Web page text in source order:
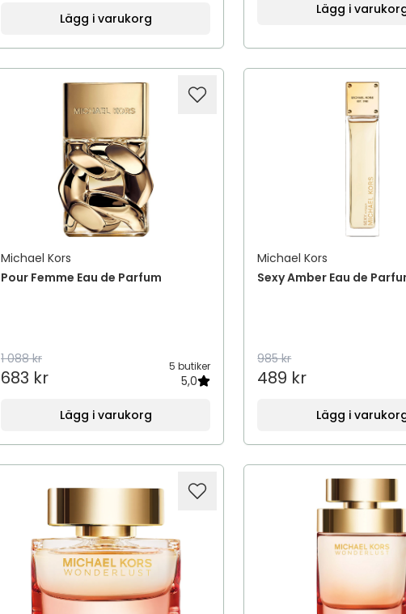
Lägg i varukorg
Lägg i
Michael Kors
Pour Femme Eau de Parfum
1 088 kr
683 kr
5 butiker
5,0
Lägg i varukorg
Michael Kors
Sexy Amber Eau de
985 kr
489 kr
Lägg i